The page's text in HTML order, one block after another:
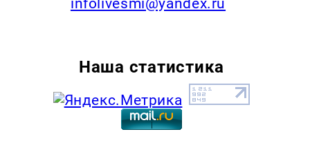
infolivesmi@yandex.ru
Наша статистика